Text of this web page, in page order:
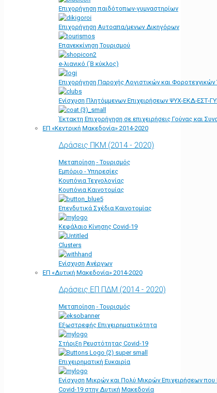
Επιχορήγηση παιδότοπων-γυμναστηρίων
Επιχορήγηση Αυτοαπα/μενων Δικηγόρων
Επανεκκίνηση Τουρισμού
e-λιανικό (΄Β κύκλος)
Επιχορήγηση Παροχής Λογιστικών και
Ενίσχυση Πλητόμμενων Επιχειρήσεων ΨΥΧ-ΕΚΔ-ΕΣΤ-
Έκτακτη Επιχορήγηση σε επιχειρήσεις Γούνας και
ΕΠ «Kεντρική Μακεδονία» 2014-2020
Δράσεις ΠΚΜ (2014 - 2020)
Μεταποίηση - Τουρισμός
Εμπόριο - Υπηρεσίες
Κουπόνια Τεχνολογίας
Κουπόνια Καινοτομίας
Επενδυτικά Σχέδια Καινοτομίας
Κεφάλαιο Κίνησης Covid-19
Clusters
Ενίσχυση Ανέργων
ΕΠ «Δυτική Μακεδονία» 2014-2020
Δράσεις ΕΠ ΠΔΜ (2014 - 2020)
Μεταποίηση - Τουρισμός
Εξωστρεφής Επιχειρηματικότητα
Στήριξη Ρευστότητας Covid-19
Επιχειρηματική Ευκαιρία
Ενίσχυση Μικρών και Πολύ Μικρών Επιχειρήσεων
Covid-19 στην Δυτική Μακεδονία